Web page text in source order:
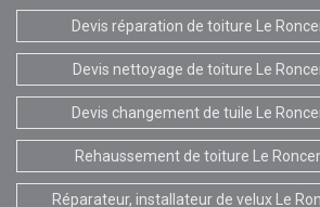
Devis réparation de toiture Le
Devis nettoyage de toiture Le
Devis changement de tuile Le
Rehaussement de toiture Le
Réparateur, installateur de velux Le